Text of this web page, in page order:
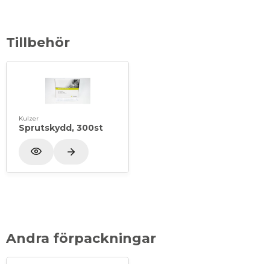
Tillbehör
Kulzer
Sprutskydd, 300st
Andra förpackningar